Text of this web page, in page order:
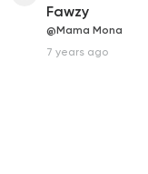
Fawzy
@Mama Mona
7 years ago